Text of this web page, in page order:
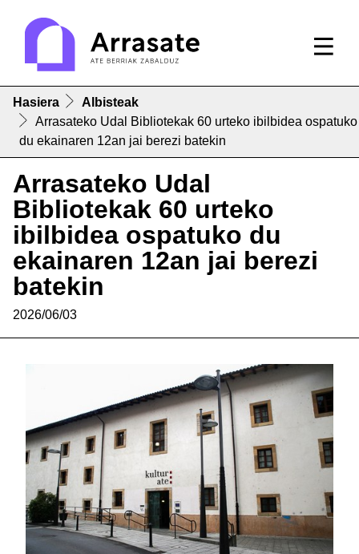
Hasiera
Albisteak
Arrasateko Udal Bibliotekak 60 urteko ibilbidea ospatuko
du ekainaren 12an jai berezi batekin
Arrasateko Udal
Bibliotekak 60 urteko
ibilbidea ospatuko du
ekainaren 12an jai berezi
batekin
2026/06/03